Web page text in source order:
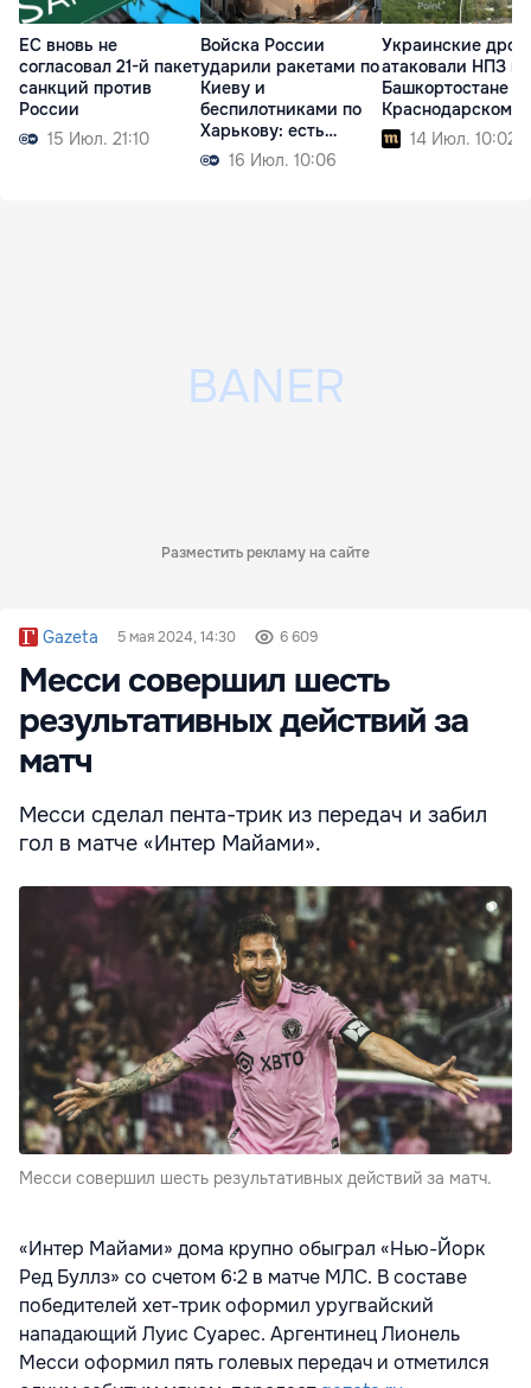
ЕС вновь не
согласовал 21-й пакет
санкций против
России
15 Июл. 21:10
Войска России
ударили ракетами по
Киеву и
беспилотниками по
Харькову: есть
жертвы16 Июл. 10:06
Украинские
атаковали НПЗ в
Башкортостане и
Краснодарском
14 Июл. 10:02
Разместить рекламу на сайте
Gazeta 5 мая 2024, 14:30 6 609
Месси совершил шесть
результативных действий за
матч
Месси сделал пента-трик из передач и забил
гол в матче «Интер Майами».
Месси совершил шесть результативных действий за матч.
«Интер Майами» дома крупно обыграл «Нью-Йорк
Ред Буллз» со счетом 6:2 в матче МЛС. В составе
победителей хет-трик оформил уругвайский
нападающий Луис Суарес. Аргентинец Лионель
Месси оформил пять голевых передач и отметился